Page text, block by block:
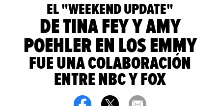
EL "WEEKEND UPDATE"
DE TINA FEY Y AMY
POEHLER EN LOS EMMY
FUE UNA COLABORACIÓN
ENTRE NBC Y FOX